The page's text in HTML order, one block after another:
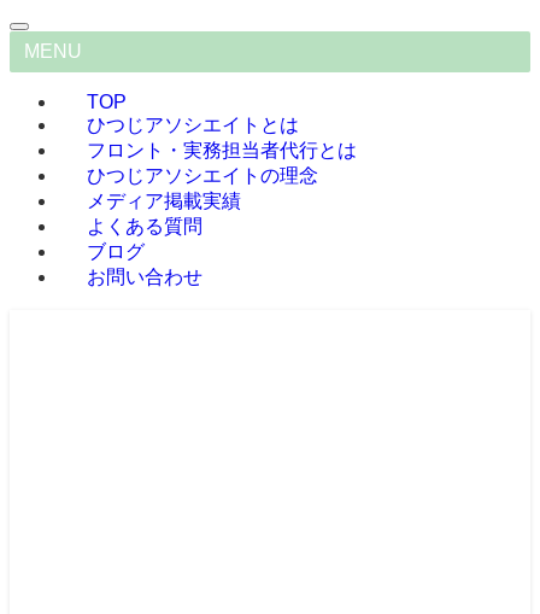
MENU
TOP
ひつじアソシエイトとは
フロント・実務担当者代行とは
ひつじアソシエイトの理念
メディア掲載実績
よくある質問
ブログ
お問い合わせ